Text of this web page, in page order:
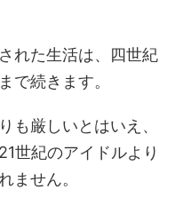
れた生活は、四世紀
で続きます。
も厳しいとはいえ、
世紀のアイドルより
ません。